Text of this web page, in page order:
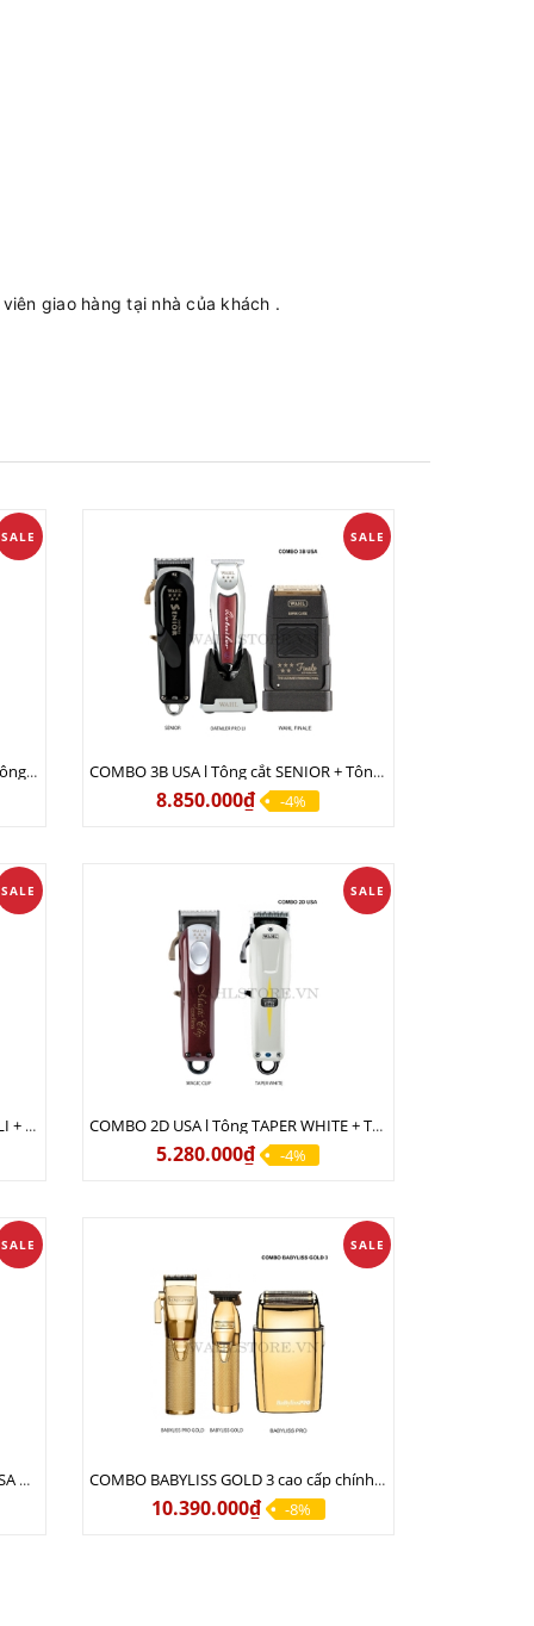
giao hàng tại nhà của khách .
SALE
COMBO 3A USA l Tông cắt MAGIC + Tông viền DETAILER PRO LI + Cạo khô FINALE
SALE
COMBO 3B USA l Tông cắt SENIOR + Tông viền DETAILER PRO LI + Cạo khô FINALE
8.850.000₫ -4%
SALE
COMBO 2E USA l Tông LEGEND PRO LI + Tông MAGIC CLIP
SALE
COMBO 2D USA l Tông TAPER WHITE + Tông MAGIC CLIP
5.280.000₫ -4%
SALE
COMBO 2S USA l Tông cắt LEGEND USA CÓ DÂY 220V + Tông pin MAGIC CLIP
SALE
COMBO BABYLISS GOLD 3 cao cấp chính hãng
10.390.000₫ -8%